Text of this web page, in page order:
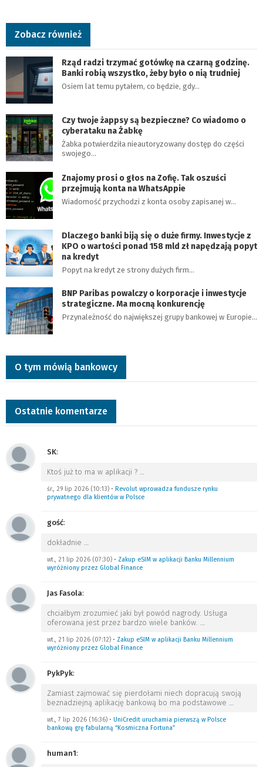
Zobacz również
Rząd radzi trzymać gotówkę na czarną godzinę.
Banki robią wszystko, żeby było o nią trudniej
Osiem lat temu pytałem, co będzie, gdy…
Czy twoje żappsy są bezpieczne? Co wiadomo o
cyberataku na Żabkę
Żabka potwierdziła nieautoryzowany dostęp do części
swojego…
Znajomy prosi o głos na Zofię. Tak oszuści
przejmują konta na WhatsAppie
Wiadomość przychodzi z konta osoby zapisanej w…
Dlaczego banki biją się o duże firmy. Inwestycje z
KPO o wartości ponad 158 mld zł napędzają popyt
na kredyt
Popyt na kredyt ze strony dużych firm…
BNP Paribas powalczy o korporacje i inwestycje
strategiczne. Ma mocną konkurencję
Przynależność do największej grupy bankowej w Europie…
O tym mówią bankowcy
Ostatnie komentarze
SK:
Ktoś już to ma w aplikacji ? …
śr., 29 lip 2026 (10:13) • Revolut wprowadza fundusze rynku
prywatnego dla klientów w Polsce
gość:
dokładnie …
wt., 21 lip 2026 (07:30) • Zakup eSIM w aplikacji Banku Millennium
wyróżniony przez Global Finance
Jas Fasola:
chciałbym zrozumieć jaki był powód nagrody. Usługa
oferowana jest przez bardzo wiele banków. …
wt., 21 lip 2026 (07:12) • Zakup eSIM w aplikacji Banku Millennium
wyróżniony przez Global Finance
PykPyk:
Zamiast zajmować się pierdołami niech dopracują swoją
beznadziejną aplikację bankową bo ma podstawowe …
wt., 7 lip 2026 (16:36) • UniCredit uruchamia pierwszą w Polsce
bankową grę fabularną “Kosmiczna Fortuna”
human1: